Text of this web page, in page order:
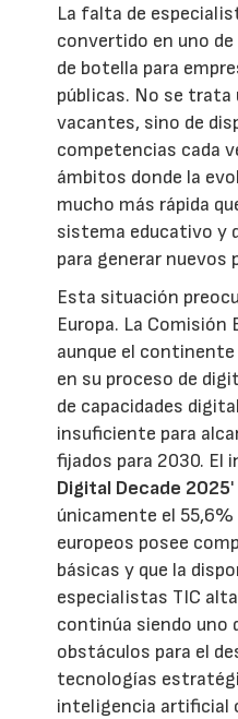
La falta de
convertido en uno
de botella para
públicas. No se trata
vacantes, sino de
competencias cada
ámbitos donde la
mucho más rápida
sistema educativo y
para generar nuevos
Esta situación
Europa. La Comisión
aunque el
en su proceso de
de capacidades
insuficiente para
fijados para 2030. El
Digital Decade 2025'
únicamente el
europeos posee
básicas y que la
especialistas TIC
continúa siendo uno
obstáculos para el
tecnologías
inteligencia artificial